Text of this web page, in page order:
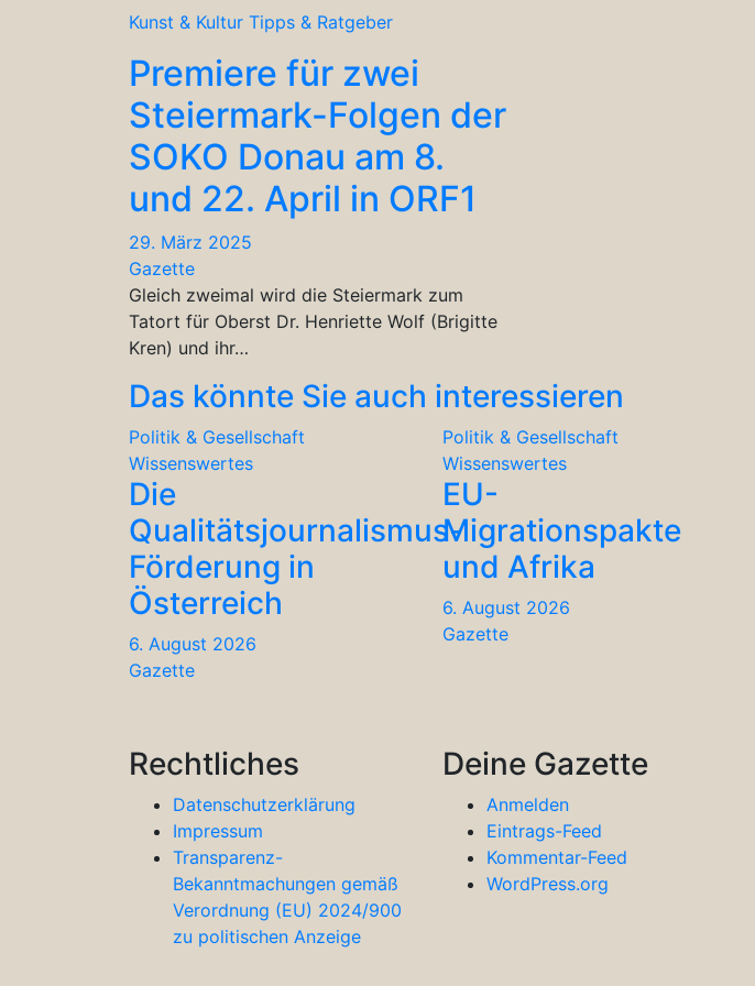
Kunst & Kultur Tipps & Ratgeber
Premiere für zwei
Steiermark-Folgen der
SOKO Donau am 8.
und 22. April in ORF1
29. März 2025
Gazette
Gleich zweimal wird die Steiermark zum
Tatort für Oberst Dr. Henriette Wolf (Brigitte
Kren) und ihr…
Das könnte Sie auch interessieren
Politik & Gesellschaft
Wissenswertes
Die
Qualitätsjournalismus-
Förderung in
Österreich
6. August 2026
Gazette
Politik & Gesellschaft
Wissenswertes
EU-
Migrationspakte
und Afrika
6. August 2026
Gazette
Rechtliches
Datenschutzerklärung
Impressum
Transparenz-
Bekanntmachungen gemäß
Verordnung (EU) 2024/900
zu politischen Anzeige
Deine Gazette
Anmelden
Eintrags-Feed
Kommentar-Feed
WordPress.org